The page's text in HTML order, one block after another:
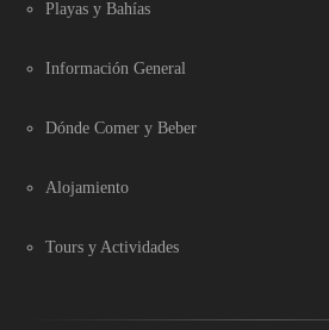
Playas y Bahías
Información General
Dónde Comer y Beber
Alojamiento
Tours y Actividades